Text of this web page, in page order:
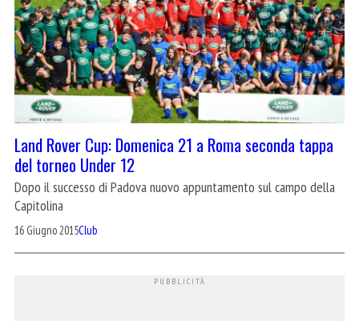
Land Rover Cup: Domenica 21 a Roma seconda tappa
del torneo Under 12
Dopo il successo di Padova nuovo appuntamento sul campo della
Capitolina
16 Giugno 2015Club